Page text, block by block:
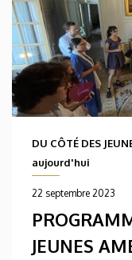
DU CÔTÉ DES
aujourd'hui
22 septembre 2023
JEUNES